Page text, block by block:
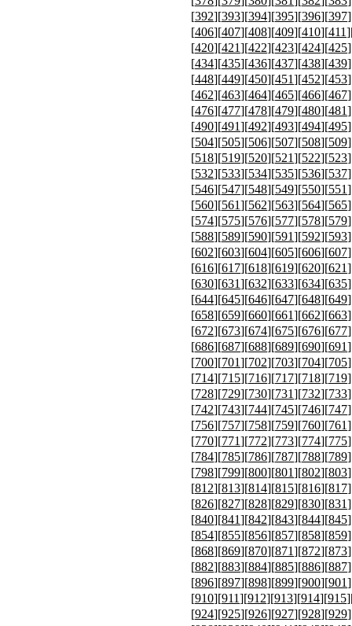
[392][393][394][395][396][397
[406][407][408][409][410][411
[420][421][422][423][424][425
[434][435][436][437][438][439
[448][449][450][451][452][453
[462][463][464][465][466][467
[476][477][478][479][480][481
[490][491][492][493][494][495
[504][505][506][507][508][509
[518][519][520][521][522][523
[532][533][534][535][536][537
[546][547][548][549][550][551
[560][561][562][563][564][565
[574][575][576][577][578][579
[588][589][590][591][592][593
[602][603][604][605][606][607
[616][617][618][619][620][621
[630][631][632][633][634][635
[644][645][646][647][648][649
[658][659][660][661][662][663
[672][673][674][675][676][677
[686][687][688][689][690][691
[700][701][702][703][704][705
[714][715][716][717][718][719
[728][729][730][731][732][733
[742][743][744][745][746][747
[756][757][758][759][760][761
[770][771][772][773][774][775
[784][785][786][787][788][789
[798][799][800][801][802][803
[812][813][814][815][816][817
[826][827][828][829][830][831
[840][841][842][843][844][845
[854][855][856][857][858][859
[868][869][870][871][872][873
[882][883][884][885][886][887
[896][897][898][899][900][901
[910][911][912][913][914][915
[924][925][926][927][928][929